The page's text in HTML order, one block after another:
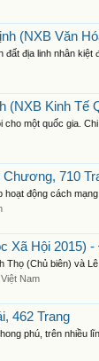
(NXB Văn
địa linh nhân kiệt
Kinh Tế
một quốc gia.
710
động cách
Xã Hội 2015)
(Chủ biên) và
Nam
462 Trang
phú, trên nhiều